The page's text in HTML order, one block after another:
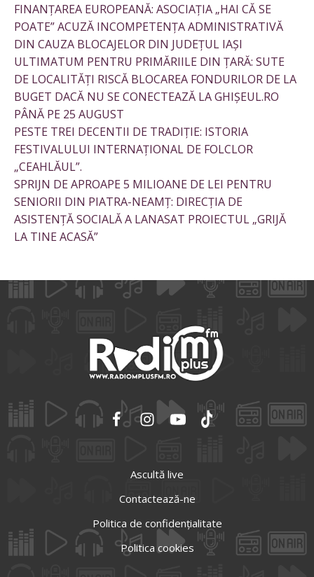
FINANȚAREA EUROPEANĂ: ASOCIAȚIA „HAI CĂ SE
POATE” ACUZĂ INCOMPETENȚA ADMINISTRATIVĂ
DIN CAUZA BLOCAJELOR DIN JUDEȚUL IAȘI
ULTIMATUM PENTRU PRIMĂRIILE DIN ȚARĂ: SUTE
DE LOCALITĂȚI RISCĂ BLOCAREA FONDURILOR DE LA
BUGET DACĂ NU SE CONECTEAZĂ LA GHIȘEUL.RO
PÂNĂ PE 25 AUGUST
PESTE TREI DECENTII DE TRADIȚIE: ISTORIA
FESTIVALULUI INTERNAȚIONAL DE FOLCLOR
„CEAHLĂUL”.
SPRIJN DE APROAPE 5 MILIOANE DE LEI PENTRU
SENIORII DIN PIATRA-NEAMȚ: DIRECȚIA DE
ASISTENȚĂ SOCIALĂ A LANASAT PROIECTUL „GRIJĂ
LA TINE ACASĂ”
Ascultă live
Contactează-ne
Politica de confidențialitate
Politica cookies